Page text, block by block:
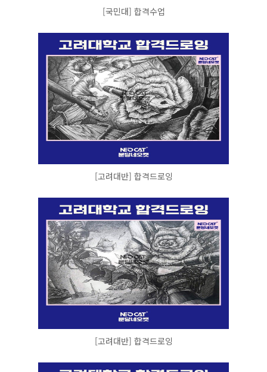
[국민대] 합격수업
[고려대반] 합격드로잉
[고려대반] 합격드로잉